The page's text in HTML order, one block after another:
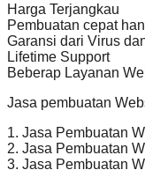
Harga Terjangkau
Pembuatan cepat
Garansi dari Virus
Lifetime Support
Beberap Layanan
Jasa pembuatan
1. Jasa Pembuatan
2. Jasa Pembuatan
3. Jasa Pembuatan